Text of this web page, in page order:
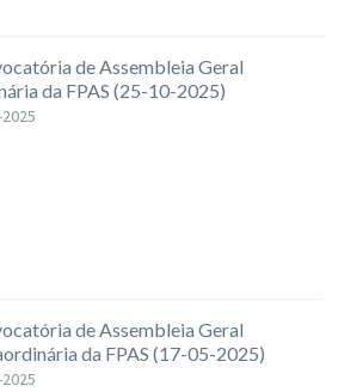
de Assembleia Geral
da FPAS (25-10-2025)
de Assembleia Geral
da FPAS (17-05-2025)